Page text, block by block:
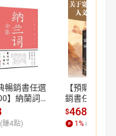
暢銷書任選
】納蘭詞全
龍圖書簡體
店丨97875
(tl2602
(賺4點)
【預購】【
銷書任選4本
寬容丨天龍
體字專賣店
550245938
$468
1% (賺